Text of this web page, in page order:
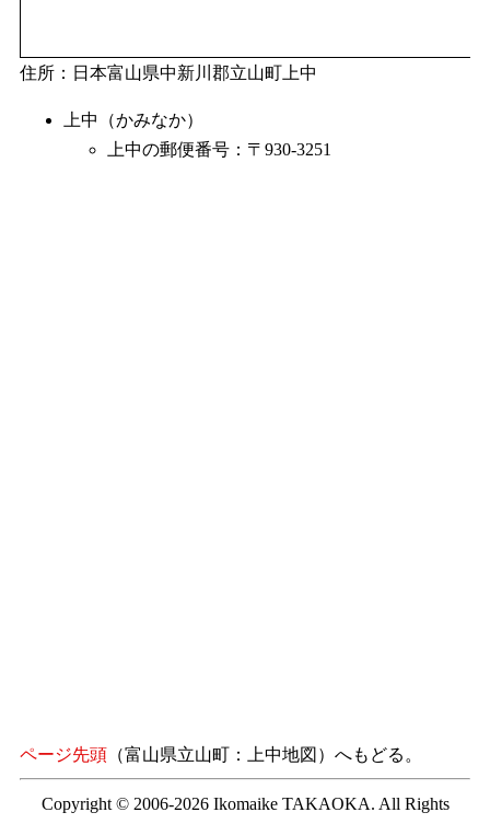
住所：日本富山県中新川郡立山町上中
上中（かみなか）
上中の郵便番号：〒930-3251
ページ先頭 （富山県立山町：上中地図）へもどる。
Copyright © 2006-2026 Ikomaike TAKAOKA. All Rights